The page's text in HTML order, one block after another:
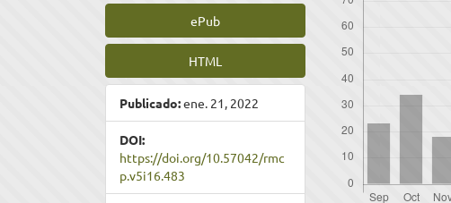
ePub
HTML
Publicado:ene. 21, 2022
DOI:
https://doi.org/10.57042/rmc
p.v5i16.483